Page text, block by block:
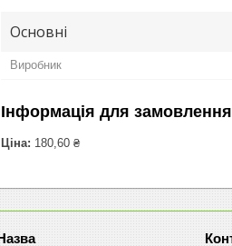
Основні
Виробник
Інформація для замовлення
Ціна: 180,60 ₴